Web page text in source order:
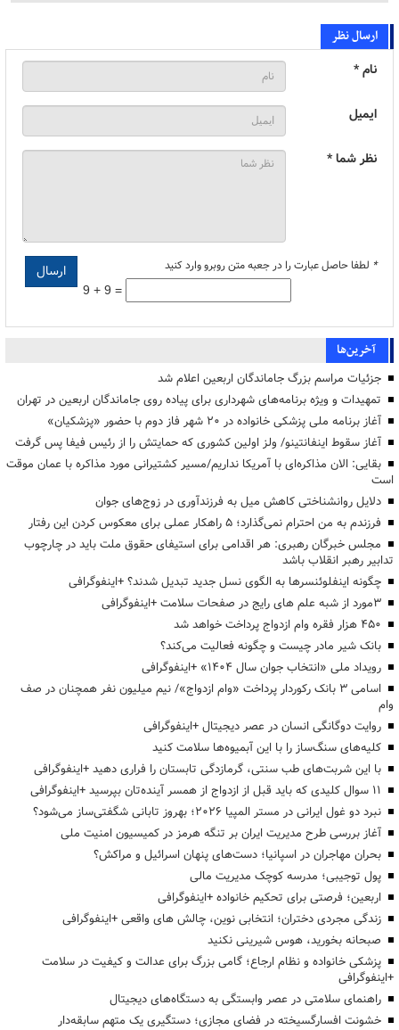
ارسال نظر
نام *
ایمیل
نظر شما *
* لطفا حاصل عبارت را در جعبه متن روبرو وارد کنید
9 + 9 =
آخرین‌ها
جزئیات مراسم بزرگ جاماندگان اربعین اعلام شد
تمهیدات و ویژه برنامه‌های شهرداری برای پیاده روی جاماندگان اربعین در تهران
آغاز برنامه ملی پزشکی خانواده در ۲۰ شهر فاز دوم با حضور «پزشکیان»
آغاز سقوط اینفانتینو/ ولز اولین کشوری که حمایتش را از رئیس فیفا پس گرفت
بقایی: الان مذاکره‌ای با آمریکا نداریم/مسیر کشتیرانی مورد مذاکره با عمان موقت
است
دلایل روانشناختی کاهش میل به فرزندآوری در زوج‌های جوان
فرزندم به من احترام نمی‌گذارد؛ ۵ راهکار عملی برای معکوس کردن این رفتار
مجلس خبرگان رهبری: هر اقدامی برای استیفای حقوق ملت باید در چارچوب
تدابیر رهبر انقلاب باشد
چگونه اینفلوئنسرها به الگوی نسل جدید تبدیل شدند؟ +اینفوگرافی
3مورد از شبه علم های رایج در صفحات سلامت +اینفوگرافی
۴۵۰ هزار فقره وام ازدواج پرداخت خواهد شد
بانک شیر مادر چیست و چگونه فعالیت می‌کند؟
رویداد ملی «انتخاب جوان سال ۱۴۰۴» +اینفوگرافی
اسامی ۳ بانک رکوردار پرداخت «وام ازدواج»/ نیم میلیون نفر همچنان در صف
وام
روایت دوگانگی انسان در عصر دیجیتال +اینفوگرافی
کلیه‌های سنگ‌ساز را با این آبمیوه‌ها سلامت کنید
با این شربت‌های طب سنتی، گرمازدگی تابستان را فراری دهید +اینفوگرافی
۱۱ سوال کلیدی که باید قبل از ازدواج از همسر آینده‌تان بپرسید +اینفوگرافی
نبرد دو غول ایرانی در مستر المپیا ۲۰۲۶؛ بهروز تابانی شگفتی‌ساز می‌شود؟
آغاز بررسی طرح مدیریت ایران بر تنگه هرمز در کمیسیون امنیت ملی
بحران مهاجران در اسپانیا؛ دست‌های پنهان اسرائیل و مراکش؟
پول توجیبی؛ مدرسه کوچک مدیریت مالی
اربعین؛ فرصتی برای تحکیم خانواده +اینفوگرافی
زندگی مجردی دختران؛ انتخابی نوین، چالش های واقعی +اینفوگرافی
صبحانه بخورید، هوس شیرینی نکنید
پزشکی خانواده و نظام ارجاع؛ گامی بزرگ برای عدالت و کیفیت در سلامت
+اینفوگرافی
راهنمای سلامتی در عصر وابستگی به دستگاه‌های دیجیتال
خشونت افسارگسیخته در فضای مجازی؛ دستگیری یک متهم سابقه‌دار